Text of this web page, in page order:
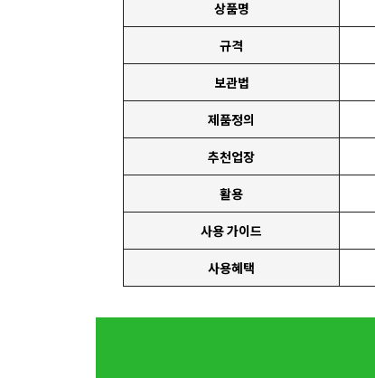
상품명
규격
보관법
제품정의
추천업장
활용
사용 가이드
사용혜택